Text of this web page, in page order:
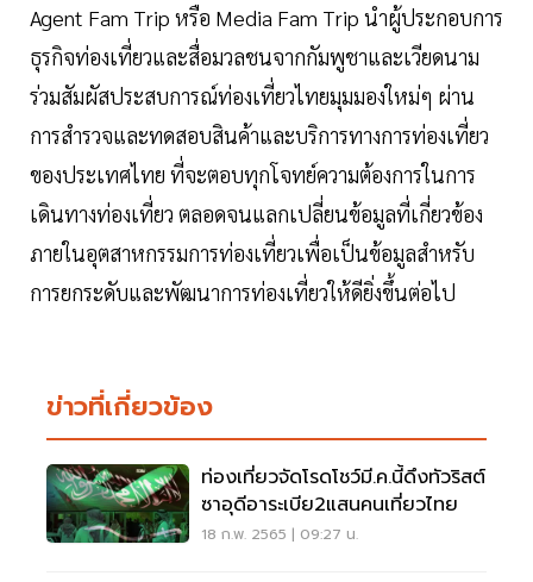
Agent Fam Trip หรือ Media Fam Trip นำผู้ประกอบการ
ธุรกิจท่องเที่ยวและสื่อมวลชนจากกัมพูชาและเวียดนาม
ร่วมสัมผัสประสบการณ์ท่องเที่ยวไทยมุมมองใหม่ๆ ผ่าน
การสำรวจและทดสอบสินค้าและบริการทางการท่องเที่ยว
ของประเทศไทย ที่จะตอบทุกโจทย์ความต้องการในการ
เดินทางท่องเที่ยว ตลอดจนแลกเปลี่ยนข้อมูลที่เกี่ยวข้อง
ภายในอุตสาหกรรมการท่องเที่ยวเพื่อเป็นข้อมูลสำหรับ
การยกระดับและพัฒนาการท่องเที่ยวให้ดียิ่งขึ้นต่อไป
ข่าวที่เกี่ยวข้อง
ท่องเที่ยวจัดโรดโชว์มี.ค.นี้ดึงทัวริสต์
ซาอุดีอาระเบีย2แสนคนเที่ยวไทย
18 ก.พ. 2565 | 09:27 น.